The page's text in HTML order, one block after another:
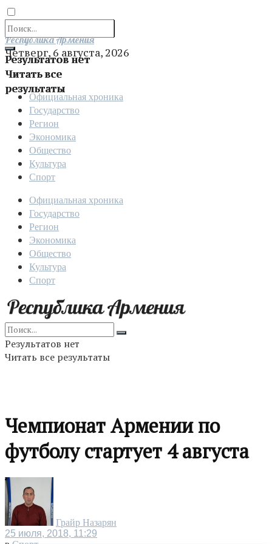
Результатов нет
Читать все
результаты
Отправить
Республика Армения
Четверг, 6 августа, 2026
Официальная хроника
Государство
Регион
Экономика
Общество
Культура
Спорт
Официальная хроника
Государство
Регион
Экономика
Общество
Культура
Спорт
Результатов нет
Читать все результаты
Чемпионат Армении по
футболу стартует 4 августа
Грайр Назарян
25 июля, 2018, 11:29